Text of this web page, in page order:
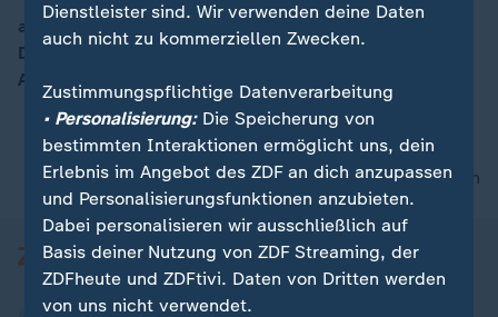
00:15
auf das sich alle geeinigt haben", sagt Alexander
Dobrindt, CSU, Bundesinnenminister über das neue
Asylsystem der Europäischen Union.
nach oben
Dienstleister sind. Wir verwenden deine Daten
auch nicht zu kommerziellen Zwecken.
Zustimmungspflichtige Datenverarbeitung
• Personalisierung:Die Speicherung von
bestimmten Interaktionen ermöglicht uns, dein
Erlebnis im Angebot des ZDF an dich anzupassen
und Personalisierungsfunktionen anzubieten.
Dabei personalisieren wir ausschließlich auf
Basis deiner Nutzung von ZDF Streaming, der
ZDFheute und ZDFtivi. Daten von Dritten werden
von uns nicht verwendet.